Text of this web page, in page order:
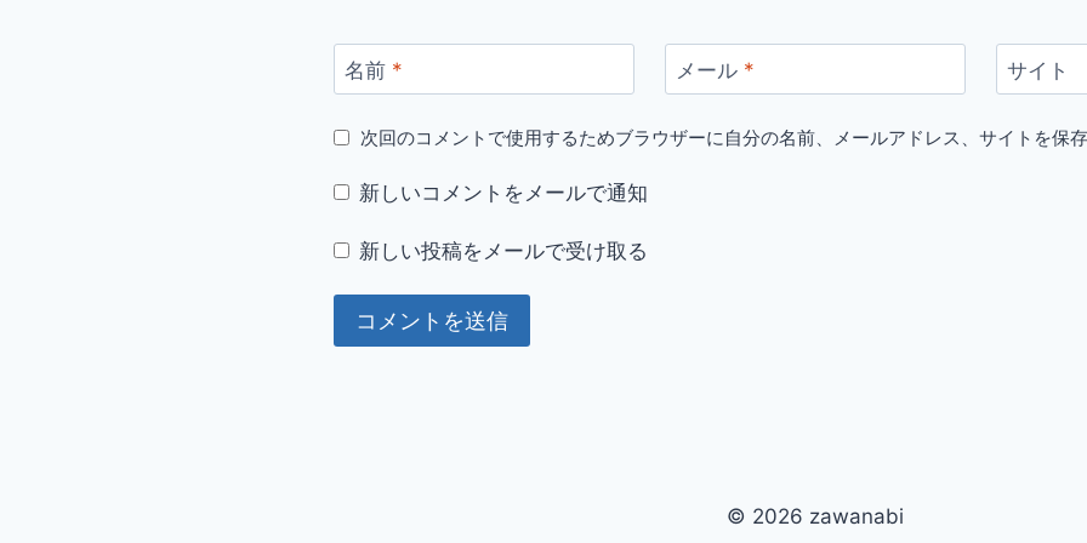
名前 * メール * サイト
次回のコメントで使用するためブラウザーに自分の名前、メールアドレス、サイトを保
新しいコメントをメールで通知
新しい投稿をメールで受け取る
© 2026 zawanabi